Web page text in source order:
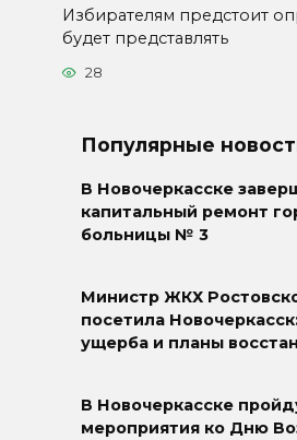
Избирателям предстоит
будет представлять
28
Популярные
В Новочеркасске
капитальный ремонт
больницы № 3
Министр ЖКХ
посетила
ущерба и планы
В Новочеркасске
мероприятия ко Дню